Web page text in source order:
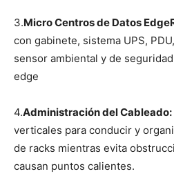
3.Micro Centros de Datos
con gabinete, sistema UPS,
sensor ambiental y de
edge
4.Administración del Cableado:
verticales para conducir y
de racks mientras evita
causan puntos calientes.